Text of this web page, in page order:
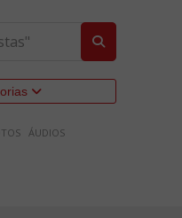
ÁUDIOS